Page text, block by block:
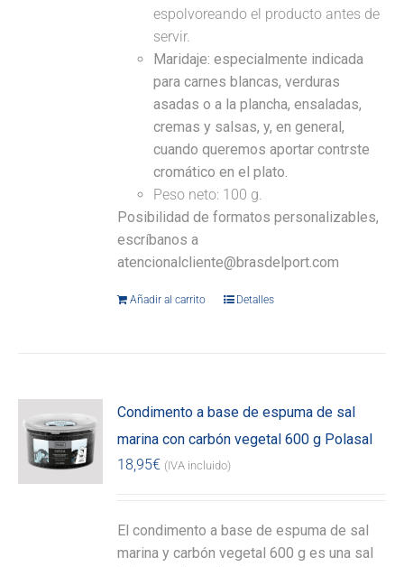
espolvoreando el producto antes de
servir.
Maridaje: especialmente indicada
para carnes blancas, verduras
asadas o a la plancha, ensaladas,
cremas y salsas, y, en general,
cuando queremos aportar contrste
cromático en el plato.
Peso neto: 100 g.
Posibilidad de formatos personalizables,
escríbanos a
atencionalcliente@brasdelport.com
Añadir al carrito Detalles
Condimento a base de espuma de sal
marina con carbón vegetal 600 g Polasal
18,95€ (IVA incluido)
El condimento a base de espuma de sal
marina y carbón vegetal 600 g es una sal